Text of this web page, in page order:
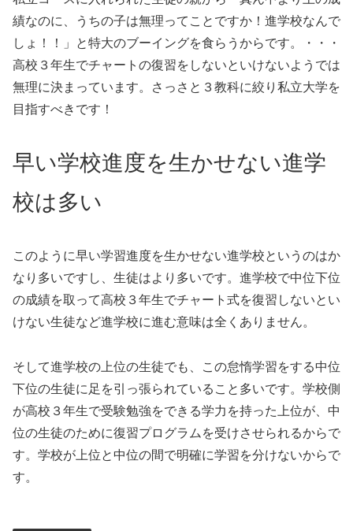
績なのに、うちの子は無理ってことですか！進学校なんで
しょ！！」と特大のブーイングを食らうからです。・・・
高校３年生でチャートの復習をしないといけないようでは
無理に決まっています。さっさと３教科に絞り私立大学を
目指すべきです！
早い学校進度を生かせない進学
校は多い
このように早い学習進度を生かせない進学校というのはか
なり多いですし、生徒はより多いです。進学校で中位下位
の成績を取って高校３年生でチャート式を復習しないとい
けない生徒など進学校に進む意味は全くありません。
そして進学校の上位の生徒でも、この怠惰学習をする中位
下位の生徒に足を引っ張られていること多いです。学校側
が高校３年生で受験勉強をできる学力を持った上位が、中
位の生徒のために復習プログラムを受けさせられるからで
す。学校が上位と中位の間で明確に学習を分けないからで
す。